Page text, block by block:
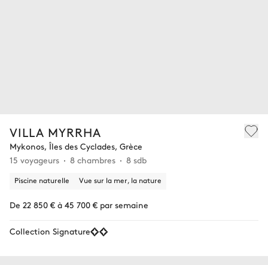
VILLA MYRRHA
Mykonos, Îles des Cyclades, Grèce
15 voyageurs
8 chambres 8 sdb
Piscine naturelle Vue sur la mer, la nature
De 22 850 € à 45 700 € par semaine
Collection Signature